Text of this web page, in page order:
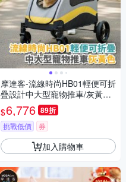
摩達客-流線時尚HB01輕便可折
疊設計中大型寵物推車/灰黃色
款/60KG以下猫狗適用
$6,776 89折
挑戰低價 券
加入購物車